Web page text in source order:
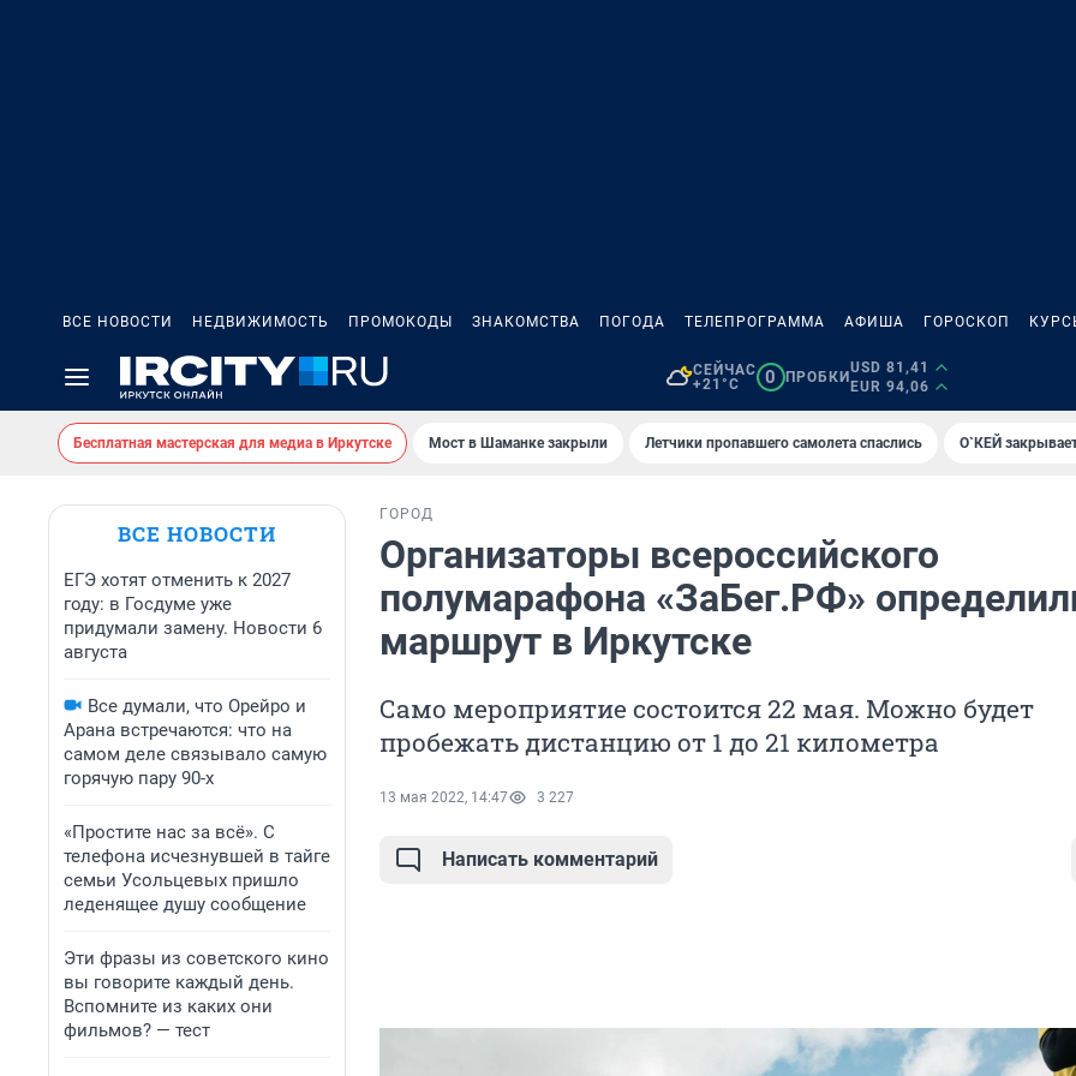
ВСЕ НОВОСТИ НЕДВИЖИМОСТЬ ПРОМОКОДЫ ЗНАКОМСТВА ПОГОДА ТЕЛЕПРОГРАММА АФИША ГОРОСКОП
СЕЙЧАС
+21°C
0 ПРОБКИ
USD 81,41
EUR 94,06
Бесплатная мастерская для медиа в Иркутске Мост в Шаманке закрыли Летчики пропавшего самолета спаслись О`КЕЙ
ВСЕ НОВОСТИ
ЕГЭ хотят отменить к 2027
году: в Госдуме уже
придумали замену. Новости 6
августа
Все думали, что Орейро и
Арана встречаются: что на
самом деле связывало самую
горячую пару 90-х
«Простите нас за всё». С
телефона исчезнувшей в тайге
семьи Усольцевых пришло
леденящее душу сообщение
Эти фразы из советского кино
вы говорите каждый день.
Вспомните из каких они
фильмов? — тест
ГОРОД
Организаторы всероссийского
полумарафона «ЗаБег.РФ»
маршрут в Иркутске
Само мероприятие состоится 22 мая. Можно будет
пробежать дистанцию от 1 до 21 километра
13 мая 2022, 14:47 3 227
Написать комментарий